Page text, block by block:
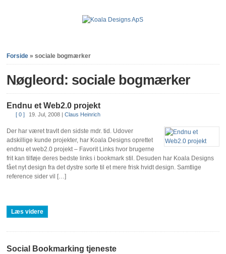
Forside »sociale bogmærker
Nøgleord: sociale bogmærker
Endnu et Web2.0 projekt
[ 0 ] 19. Jul, 2008 |Claus Heinrich
Der har været travlt den sidste mdr. tid. Udover
adskillige kunde projekter, har Koala Designs oprettet
endnu et web2.0 projekt – Favorit Links hvor brugerne
frit kan tilføje deres bedste links i bookmark stil. Desuden har Koala Designs
fået nyt design fra det dystre sorte til et mere frisk hvidt design. Samtlige
reference sider vil […]
Læs videre
Social Bookmarking tjeneste